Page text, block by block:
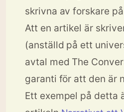
skrivna av forskare
Att en artikel är
(anställd på ett
avtal med The
garanti för att den är
Ett exempel på detta